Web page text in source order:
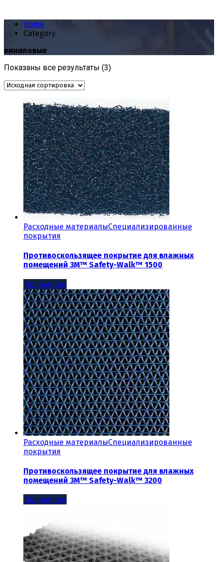
Home
Category
виниловые
Показаны все результаты (3)
Расходные материалыСпециализированные
покрытия
Противоскользящее покрытие для влажных
помещений 3M™ Safety-Walk™ 1500
Подробнее
Расходные материалыСпециализированные
покрытия
Противоскользящее покрытие для влажных
помещений 3M™ Safety-Walk™ 3200
Подробнее